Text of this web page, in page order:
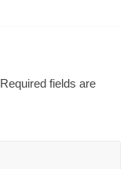
Required fields are